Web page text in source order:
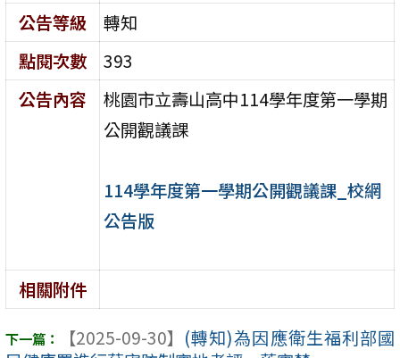
公告等級
轉知
點閱次數
393
公告內容
桃園市立壽山高中114學年度第一學期
公開觀議課
114學年度第一學期公開觀議課_校網
公告版
相關附件
【2025-09-30】 (轉知)為因應衛生福利部國